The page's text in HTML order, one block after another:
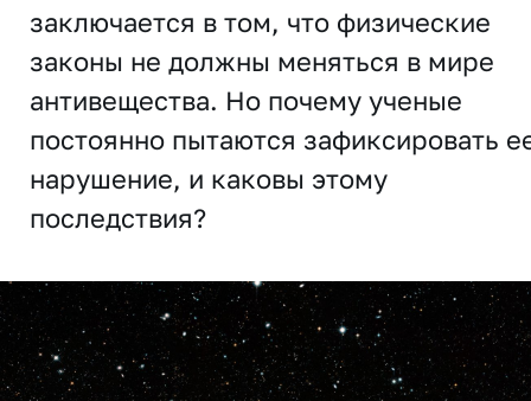
заключается в том, что физические
законы не должны меняться в мире
антивещества. Но почему ученые
постоянно пытаются зафиксировать
нарушение, и каковы этому
последствия?